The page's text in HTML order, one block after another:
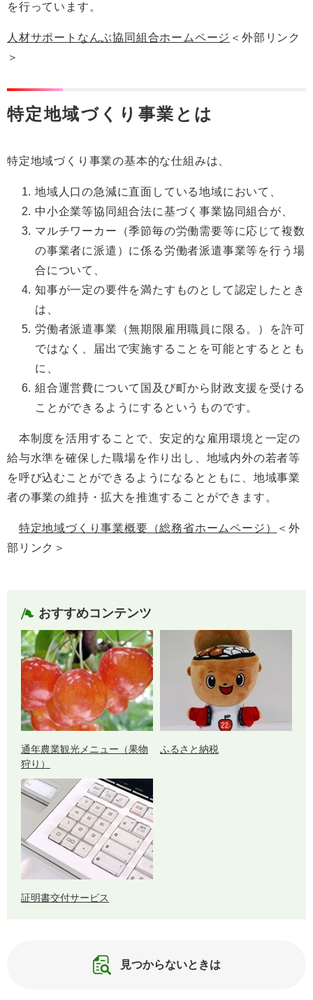
を行っています。
人材サポートなんぶ協同組合ホームページ ＜外部リンク
＞
特定地域づくり事業とは
特定地域づくり事業の基本的な仕組みは、
地域人口の急減に直面している地域において、
中小企業等協同組合法に基づく事業協同組合が、
マルチワーカー（季節毎の労働需要等に応じて複数
の事業者に派遣）に係る労働者派遣事業等を行う場
合について、
知事が一定の要件を満たすものとして認定したとき
は、
労働者派遣事業（無期限雇用職員に限る。）を許可
ではなく、届出で実施することを可能とするととも
に、
組合運営費について国及び町から財政支援を受ける
ことができるようにするというものです。
本制度を活用することで、安定的な雇用環境と一定の
給与水準を確保した職場を作り出し、地域内外の若者等
を呼び込むことができるようになるとともに、地域事業
者の事業の維持・拡大を推進することができます。
特定地域づくり事業概要（総務省ホームページ）
＜外
部リンク＞
おすすめコンテンツ
通年農業観光メニュー（果物
狩り）
ふるさと納税
証明書交付サービス
見つからないときは